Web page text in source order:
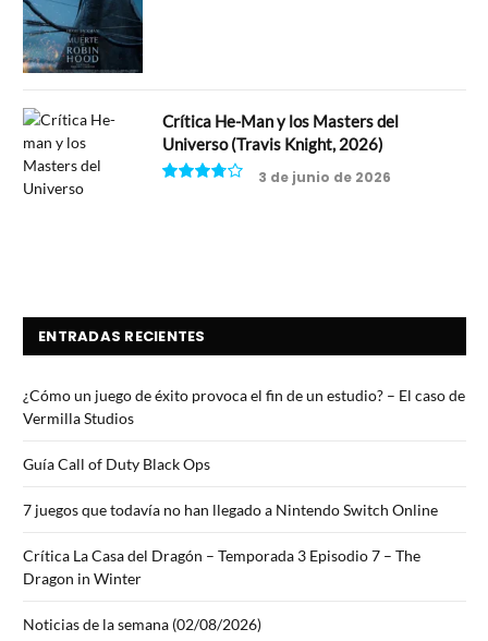
Crítica He-Man y los Masters del
Universo (Travis Knight, 2026)
3 de junio de 2026
ENTRADAS RECIENTES
¿Cómo un juego de éxito provoca el fin de un estudio? – El caso de
Vermilla Studios
Guía Call of Duty Black Ops
7 juegos que todavía no han llegado a Nintendo Switch Online
Crítica La Casa del Dragón – Temporada 3 Episodio 7 – The
Dragon in Winter
Noticias de la semana (02/08/2026)